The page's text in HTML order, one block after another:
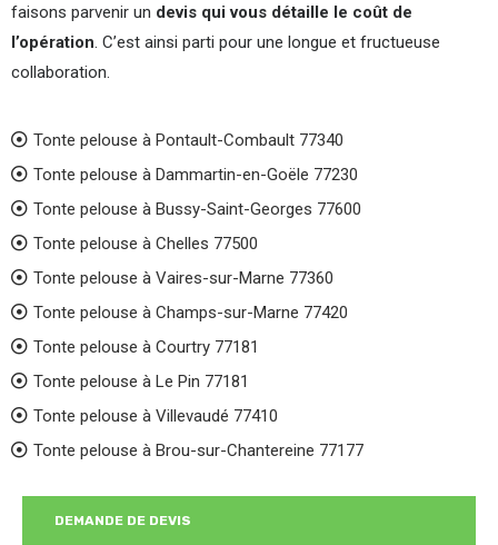
faisons parvenir un devis qui vous détaille le coût de
l’opération . C’est ainsi parti pour une longue et fructueuse
collaboration.
Tonte pelouse à Pontault-Combault 77340
Tonte pelouse à Dammartin-en-Goële 77230
Tonte pelouse à Bussy-Saint-Georges 77600
Tonte pelouse à Chelles 77500
Tonte pelouse à Vaires-sur-Marne 77360
Tonte pelouse à Champs-sur-Marne 77420
Tonte pelouse à Courtry 77181
Tonte pelouse à Le Pin 77181
Tonte pelouse à Villevaudé 77410
Tonte pelouse à Brou-sur-Chantereine 77177
DEMANDE DE DEVIS